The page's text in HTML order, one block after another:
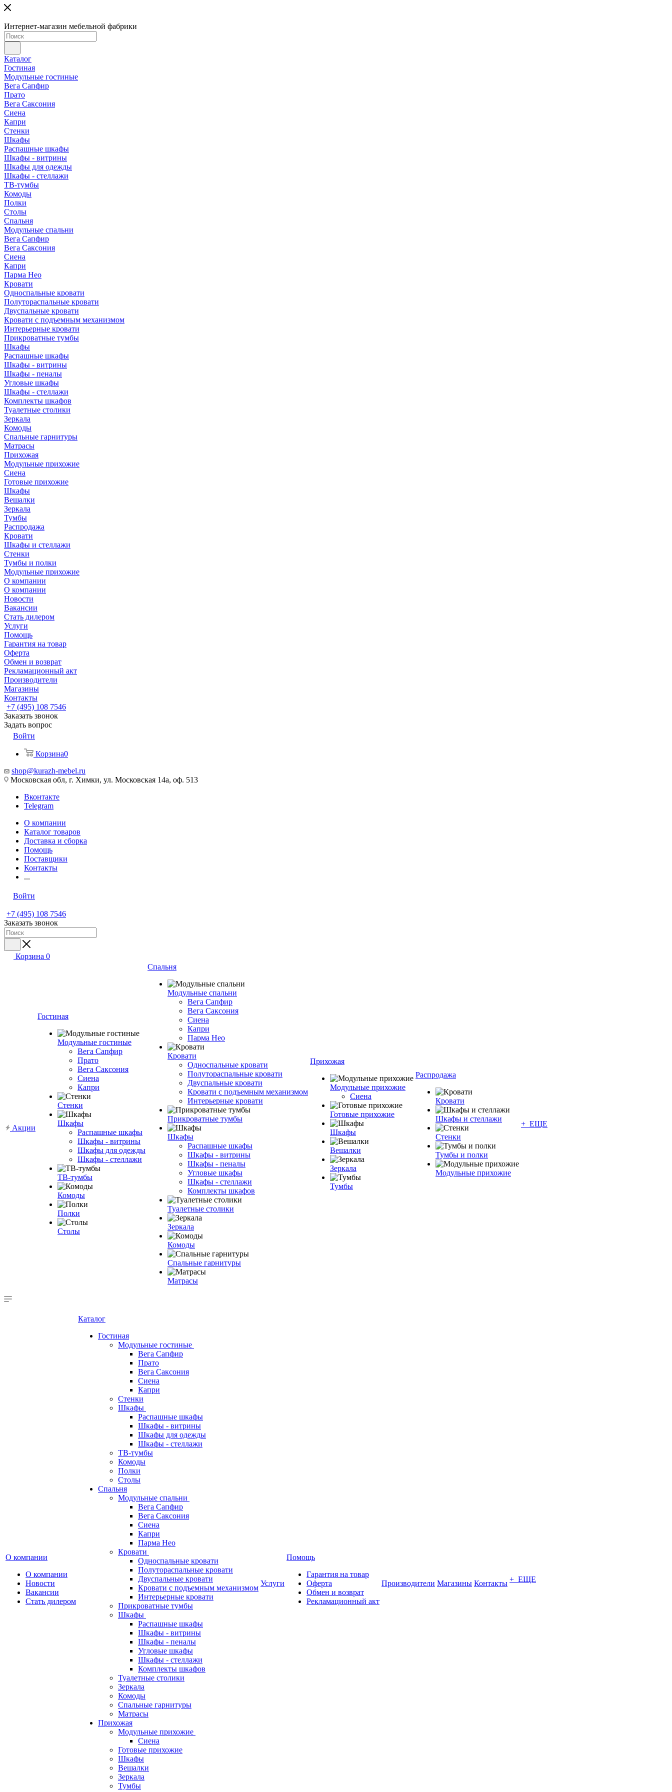
Интернет-магазин мебельной фабрики
Каталог
Гостиная
Модульные гостиные
Вега Сапфир
Прато
Вега Саксония
Сиена
Капри
Стенки
Шкафы
Распашные шкафы
Шкафы - витрины
Шкафы для одежды
Шкафы - стеллажи
ТВ-тумбы
Комоды
Полки
Столы
Спальня
Модульные спальни
Вега Сапфир
Вега Саксония
Сиена
Капри
Парма Нео
Кровати
Односпальные кровати
Полутораспальные кровати
Двуспальные кровати
Кровати с подъемным механизмом
Интерьерные кровати
Прикроватные тумбы
Шкафы
Распашные шкафы
Шкафы - витрины
Шкафы - пеналы
Угловые шкафы
Шкафы - стеллажи
Комплекты шкафов
Туалетные столики
Зеркала
Комоды
Спальные гарнитуры
Матрасы
Прихожая
Модульные прихожие
Сиена
Готовые прихожие
Шкафы
Вешалки
Зеркала
Тумбы
Распродажа
Кровати
Шкафы и стеллажи
Стенки
Тумбы и полки
Модульные прихожие
О компании
О компании
Новости
Вакансии
Стать дилером
Услуги
Помощь
Гарантия на товар
Оферта
Обмен и возврат
Рекламационный акт
Производители
Магазины
Контакты
+7 (495) 108 7546
Заказать звонок
Задать вопрос
Войти
Корзина0
shop@kurazh-mebel.ru
Московская обл, г. Химки, ул. Московская 14а, оф. 513
Вконтакте
Telegram
О компании
Каталог товаров
Доставка и сборка
Помощь
Поставщики
Контакты
...
Войти
+7 (495) 108 7546
Заказать звонок
Корзина 0
Акции
Гостиная
Модульные гостиные
Вега Сапфир
Прато
Вега Саксония
Сиена
Капри
Стенки
Шкафы
Распашные шкафы
Шкафы - витрины
Шкафы для одежды
Шкафы - стеллажи
ТВ-тумбы
Комоды
Полки
Столы
Спальня
Модульные спальни
Вега Сапфир
Вега Саксония
Сиена
Капри
Парма Нео
Кровати
Односпальные кровати
Полутораспальные кровати
Двуспальные кровати
Кровати с подъемным механизмом
Интерьерные кровати
Прикроватные тумбы
Шкафы
Распашные шкафы
Шкафы - витрины
Шкафы - пеналы
Угловые шкафы
Шкафы - стеллажи
Комплекты шкафов
Туалетные столики
Зеркала
Комоды
Спальные гарнитуры
Матрасы
Прихожая
Модульные прихожие
Сиена
Готовые прихожие
Шкафы
Вешалки
Зеркала
Тумбы
Распродажа
Кровати
Шкафы и стеллажи
Стенки
Тумбы и полки
Модульные прихожие
+ ЕЩЕ
О компании
О компании
Новости
Вакансии
Стать дилером
Каталог
Гостиная
Модульные гостиные
Вега Сапфир
Прато
Вега Саксония
Сиена
Капри
Стенки
Шкафы
Распашные шкафы
Шкафы - витрины
Шкафы для одежды
Шкафы - стеллажи
ТВ-тумбы
Комоды
Полки
Столы
Спальня
Модульные спальни
Вега Сапфир
Вега Саксония
Сиена
Капри
Парма Нео
Кровати
Односпальные кровати
Полутораспальные кровати
Двуспальные кровати
Кровати с подъемным механизмом
Интерьерные кровати
Прикроватные тумбы
Шкафы
Распашные шкафы
Шкафы - витрины
Шкафы - пеналы
Угловые шкафы
Шкафы - стеллажи
Комплекты шкафов
Туалетные столики
Зеркала
Комоды
Спальные гарнитуры
Матрасы
Прихожая
Модульные прихожие
Сиена
Готовые прихожие
Шкафы
Вешалки
Зеркала
Тумбы
Услуги
Помощь
Гарантия на товар
Оферта
Обмен и возврат
Рекламационный акт
Производители Магазины Контакты + ЕЩЕ